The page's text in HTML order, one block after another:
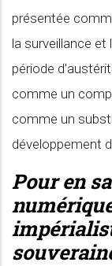
présentée
la surveillance
période
comme un
comme un
développement
Pour en